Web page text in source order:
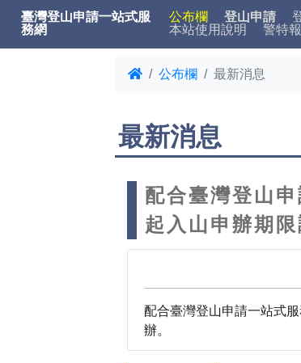
臺灣登山申請一站式服
務網
公布欄 登山申請
本站使用說明
警特報
公布欄 最新消息
最新消息
配合臺灣登山
起入山申辦期
配合臺灣登山申請一站式
辦。